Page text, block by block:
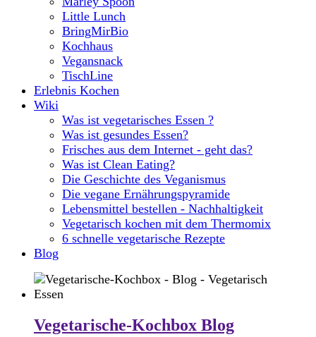
Little Lunch
BringMirBio
Kochhaus
Vegansnack
TischLine
Erlebnis Kochen
Wiki
Was ist vegetarisches Essen ?
Was ist gesundes Essen?
Frisches aus dem Internet - geht das?
Was ist Clean Eating?
Die Geschichte des Veganismus
Die vegane Ernährungspyramide
Lebensmittel bestellen - Nachhaltigkeit
Vegetarisch kochen mit dem Thermomix
6 schnelle vegetarische Rezepte
Blog
Vegetarische-Kochbox Blog